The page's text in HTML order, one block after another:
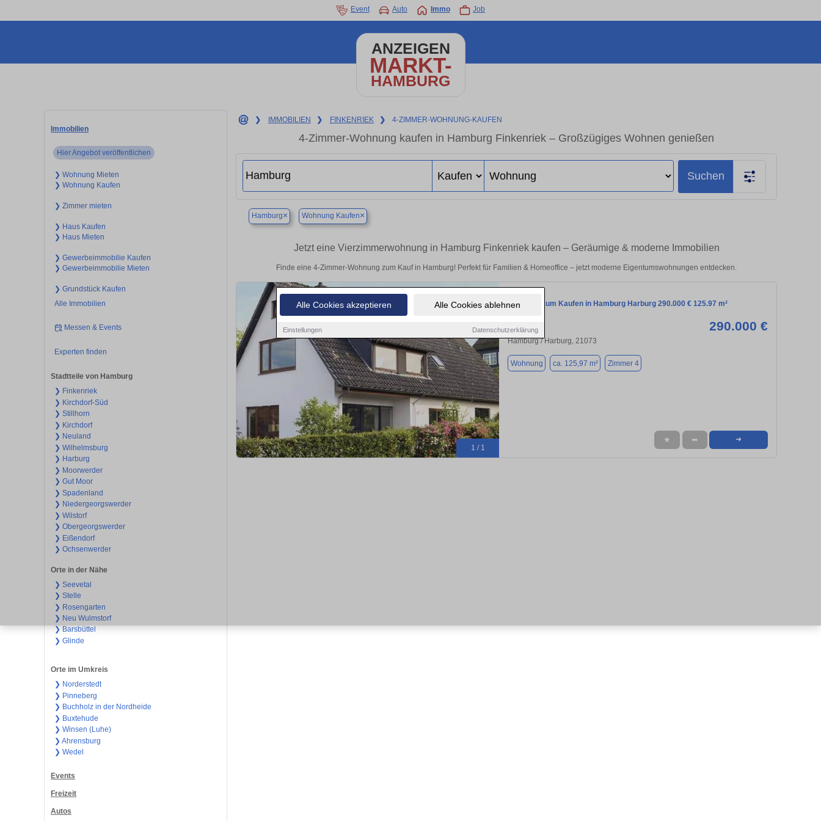
Alle Cookies akzeptieren Alle Cookies ablehnen
Einstellungen Datenschutzerklärung
Event Auto Immo Job
ANZEIGEN
MARKT-
HAMBURG
Immobilien
Hier Angebot veröffentlichen
❯ Wohnung Mieten
❯ Wohnung Kaufen
❯ Zimmer mieten
❯ Haus Kaufen
❯ Haus Mieten
❯ Gewerbeimmobilie Kaufen
❯ Gewerbeimmobilie Mieten
❯ Grundstück Kaufen
Alle Immobilien
Messen & Events
Experten finden
Stadtteile von Hamburg
❯ Finkenriek
❯ Kirchdorf-Süd
❯ Stillhorn
❯ Kirchdorf
❯ Neuland
❯ Wilhelmsburg
❯ Harburg
❯ Moorwerder
❯ Gut Moor
❯ Spadenland
❯ Niedergeorgswerder
❯ Wilstorf
❯ Obergeorgswerder
❯ Eißendorf
❯ Ochsenwerder
Orte in der Nähe
❯ Seevetal
❯ Stelle
❯ Rosengarten
❯ Neu Wulmstorf
❯ Barsbüttel
❯ Glinde
Orte im Umkreis
❯ Norderstedt
❯ Pinneberg
❯ Buchholz in der Nordheide
❯ Buxtehude
❯ Winsen (Luhe)
❯ Ahrensburg
❯ Wedel
Events
Freizeit
Autos
❯ IMMOBILIEN ❯ FINKENRIEK ❯ 4-ZIMMER-WOHNUNG-KAUFEN
4-Zimmer-Wohnung kaufen in Hamburg Finkenriek – Großzügiges Wohnen genießen
Suchen
Hamburg× Wohnung Kaufen×
Jetzt eine Vierzimmerwohnung in Hamburg Finkenriek kaufen – Geräumige & moderne Immobilien
Finde eine 4-Zimmer-Wohnung zum Kauf in Hamburg! Perfekt für Familien & Homeoffice – jetzt moderne Eigentumswohnungen entdecken.
1 / 1
Wohnung zum Kaufen in Hamburg Harburg 290.000 € 125.97 m²
290.000 €
Hamburg / Harburg, 21073
Wohnung ca. 125,97 m² Zimmer 4
★ ➦ ➜